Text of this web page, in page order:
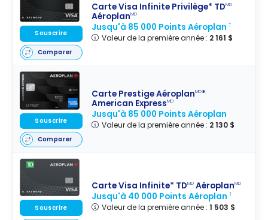
Carte Visa Infinite Privilège* TDMD
AéroplanMD
Jusqu'à 85 000 Points Aéroplan†
Valeur de la première année : 2 161 $
Souscrire
Comparer
Carte Prestige AéroplanMD*
American ExpressMD
Jusqu'à 85 000 Points Aéroplan
Valeur de la première année : 2 130 $
Souscrire
Comparer
Carte Visa Infinite* TDMD AéroplanMD
Jusqu'à 40 000 Points Aéroplan†
Valeur de la première année : 1 503 $
Souscrire